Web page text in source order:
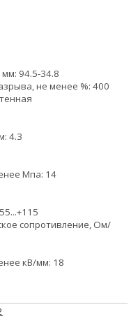
94.5-34.8
не менее %: 400
4.3
Мпа: 14
сопротивление, Ом/
кВ/мм: 18